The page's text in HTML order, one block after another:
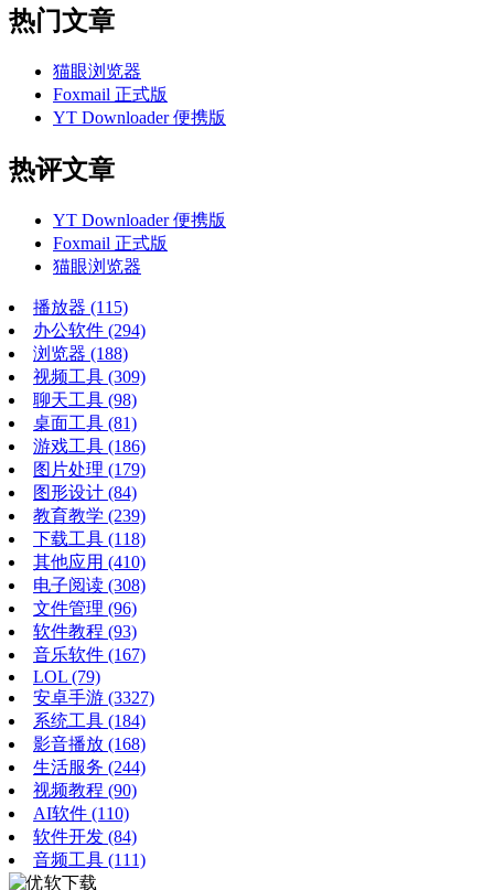
热门文章
猫眼浏览器
Foxmail 正式版
YT Downloader 便携版
热评文章
YT Downloader 便携版
Foxmail 正式版
猫眼浏览器
播放器 (115)
办公软件 (294)
浏览器 (188)
视频工具 (309)
聊天工具 (98)
桌面工具 (81)
游戏工具 (186)
图片处理 (179)
图形设计 (84)
教育教学 (239)
下载工具 (118)
其他应用 (410)
电子阅读 (308)
文件管理 (96)
软件教程 (93)
音乐软件 (167)
LOL (79)
安卓手游 (3327)
系统工具 (184)
影音播放 (168)
生活服务 (244)
视频教程 (90)
AI软件 (110)
软件开发 (84)
音频工具 (111)